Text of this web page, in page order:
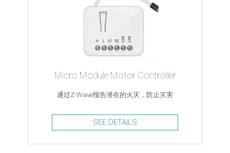
Micro Module Motor Controller
通过Z-Wave报告潜在的火灾，防止灾害
SEE DETAILS